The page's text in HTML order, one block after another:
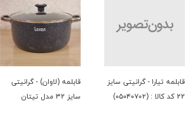
قابلمه تیارا - گرانیتی سایز
22 کد کالا : (۰۵۰۴۰۷۰۲)
قابلمه (لاوان) - گرانیتی
سایز 32 مدل تیتان